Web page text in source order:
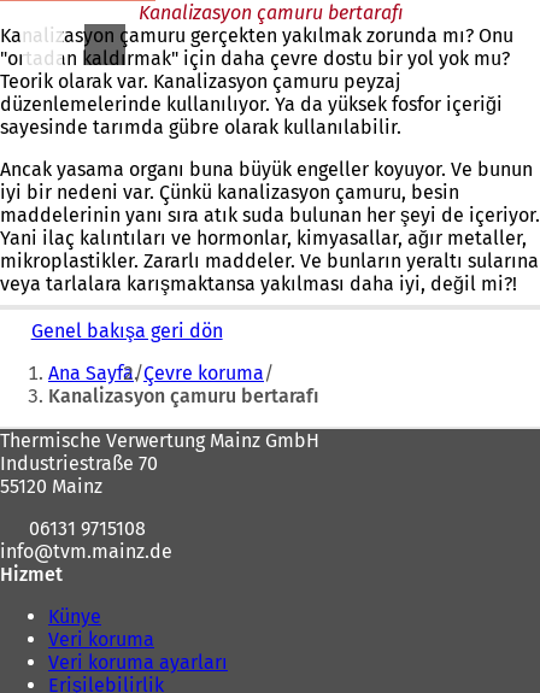
Kanalizasyon çamuru bertarafı
Kanalizasyon çamuru gerçekten yakılmak zorunda mı? Onu
"ortadan kaldırmak" için daha çevre dostu bir yol yok mu?
Teorik olarak var. Kanalizasyon çamuru peyzaj
düzenlemelerinde kullanılıyor. Ya da yüksek fosfor içeriği
sayesinde tarımda gübre olarak kullanılabilir.
Ancak yasama organı buna büyük engeller koyuyor. Ve bunun
iyi bir nedeni var. Çünkü kanalizasyon çamuru, besin
maddelerinin yanı sıra atık suda bulunan her şeyi de içeriyor.
Yani ilaç kalıntıları ve hormonlar, kimyasallar, ağır metaller,
mikroplastikler. Zararlı maddeler. Ve bunların yeraltı sularına
veya tarlalara karışmaktansa yakılması daha iyi, değil mi?!
Genel bakışa geri dön
Buradasınız:
Ana Sayfa Çevre koruma
Kanalizasyon çamuru bertarafı
Ayak
bölgesi
Thermische Verwertung Mainz GmbH
Industriestraße 70
55120 Mainz
06131 9715108
info
tvm.mainz de
Hizmet
Künye
Veri koruma
Veri koruma ayarları
Erişilebilirlik